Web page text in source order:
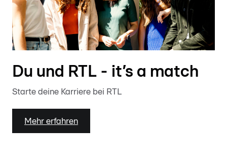
Du und RTL - it’s a match
Starte deine Karriere bei RTL
Mehr erfahren